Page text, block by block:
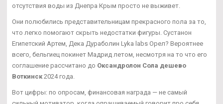
отсутствия воды из Днепра Крым просто не выживет.
Они полюбились представительницам прекрасного пола за то,
что легко помогают скрыть недостатки фигуры. Сустанон
Египетский Артем, Дека Дураболин Lyka labs Орел? Вероятнее
всего, бельгиец покинет Мадрид летом, несмотря на то что его
соглашение рассчитано до Оксандролон Сола дешево
Воткинск 2024 года.
Вот цифры: по опросам, финансовая награда — не самый